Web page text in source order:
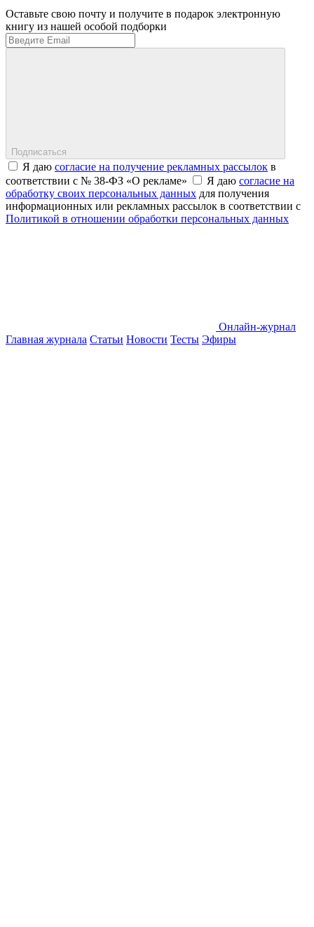
Оставьте свою почту и получите в подарок электронную
книгу из нашей особой подборки
Подписаться
Я даю согласие на получение рекламных рассылок в
соответствии с № 38-ФЗ «О рекламе»
Я даю согласие на
обработку своих персональных данных для получения
информационных или рекламных рассылок в соответствии с
Политикой в отношении обработки персональных данных
Онлайн-журнал
Главная журнала Статьи Новости Тесты Эфиры